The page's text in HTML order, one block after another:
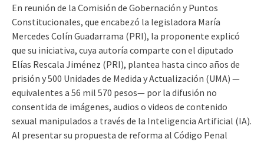
En reunión de la Comisión de Gobernación y Puntos
Constitucionales, que encabezó la legisladora María
Mercedes Colín Guadarrama (PRI), la proponente explicó
que su iniciativa, cuya autoría comparte con el diputado
Elías Rescala Jiménez (PRI), plantea hasta cinco años de
prisión y 500 Unidades de Medida y Actualización (UMA) —
equivalentes a 56 mil 570 pesos— por la difusión no
consentida de imágenes, audios o videos de contenido
sexual manipulados a través de la Inteligencia Artificial (IA).
Al presentar su propuesta de reforma al Código Penal